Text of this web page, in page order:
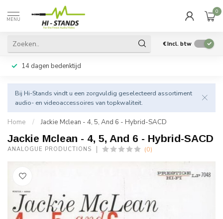
MENU
0
€Incl. btw
14 dagen bedenktijd
Bij Hi-Stands vindt u een zorgvuldig geselecteerd assortiment
audio- en videoaccessoires van topkwaliteit.
Home / Jackie Mclean - 4, 5, And 6 - Hybrid-SACD
Jackie Mclean - 4, 5, And 6 - Hybrid-SACD
ANALOGUE PRODUCTIONS (0)